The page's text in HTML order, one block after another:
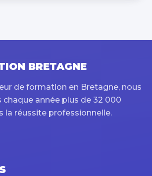
BRETAGNE
de formation en Bretagne, nous
année plus de 32 000
la réussite professionnelle.